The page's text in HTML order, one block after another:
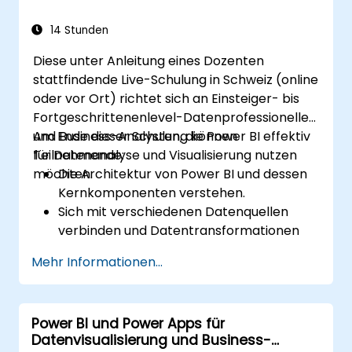
14 Stunden
Diese unter Anleitung eines Dozenten
stattfindende Live-Schulung in Schweiz (online
oder vor Ort) richtet sich an Einsteiger- bis
Fortgeschrittenenlevel-Datenprofessionelle
und Business-Analysten, die Power BI effektiv
für Datenanalyse und Visualisierung nutzen
möchten.
Am Ende dieser Schulung können
Teilnehmende:
Die Architektur von Power BI und dessen
Kernkomponenten verstehen.
Sich mit verschiedenen Datenquellen
verbinden und Datentransformationen
Effektive Visualisierungen und interaktive
Dashboards erstellen.
Zeilenbasierte Sicherheit implementieren
und den Datenzugriff verwalten.
Mehr Informationen...
Power BI und Power Apps für
Datenvisualisierung und Business-